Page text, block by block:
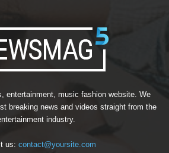
entertainment, music fashion website. We
breaking news and videos straight from the
industry.
us: contact@yoursite.com